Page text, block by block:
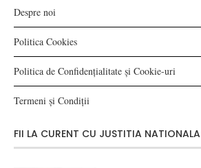
Despre noi
Politica Cookies
Politica de Confidențialitate și Cookie-uri
Termeni și Condiții
FII LA CURENT CU JUSTITIA NATIONALA